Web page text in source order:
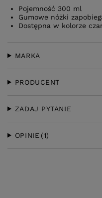
Pojemność 300 ml
Gumowe nóżki
Dostępna w kolorze
MARKA
PRODUCENT
ZADAJ PYTANIE
OPINIE (1)